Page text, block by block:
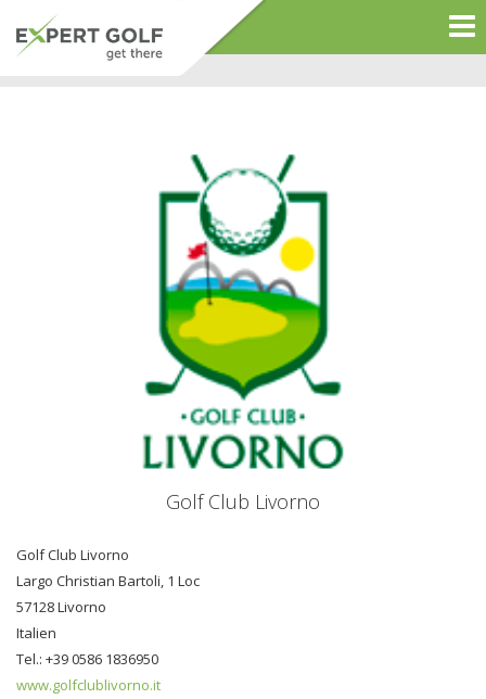
Golf Club Livorno
Golf Club Livorno
Largo Christian Bartoli, 1 Loc
57128 Livorno
Italien
Tel.: +39 0586 1836950
www.golfclublivorno.it